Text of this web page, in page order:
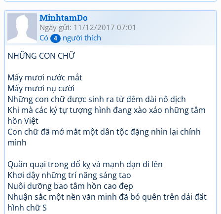
MinhtamDo
Ngày gửi: 11/12/2017 07:01
Có
4 người thích
NHỮNG CON CHỮ
Mấy mươi nước mắt
Mấy mươi nụ cười
Những con chữ được sinh ra từ đêm dài nô dịch
Khi mà các ký tự tượng hình đang xào xáo những tâm
hồn Việt
Con chữ đã mở mắt một dân tộc đặng nhìn lại chính
mình
Quằn quại trong đố kỵ và mạnh dạn đi lên
Khơi dậy những trí năng sáng tạo
Nuôi dưỡng bao tâm hồn cao đẹp
Nhuận sắc một nền văn minh đã bỏ quên trên dải đất
hình chữ S